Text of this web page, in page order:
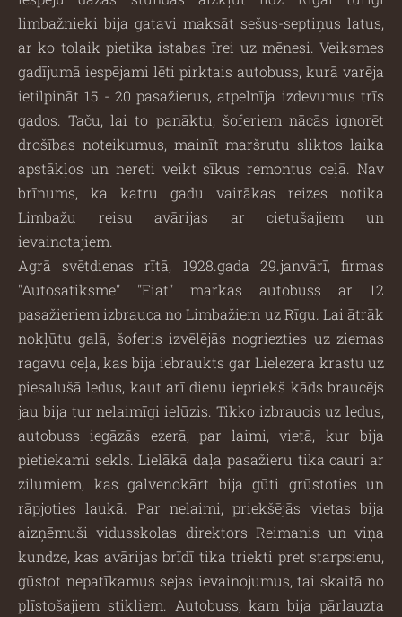
limbažnieki bija gatavi maksāt sešus-septiņus latus,
ar ko tolaik pietika istabas īrei uz mēnesi. Veiksmes
gadījumā iespējami lēti pirktais autobuss, kurā varēja
ietilpināt 15 - 20 pasažierus, atpelnīja izdevumus trīs
gados. Taču, lai to panāktu, šoferiem nācās ignorēt
drošības noteikumus, mainīt maršrutu sliktos laika
apstākļos un nereti veikt sīkus remontus ceļā. Nav
brīnums, ka katru gadu vairākas reizes notika
Limbažu reisu avārijas ar cietušajiem un
ievainotajiem.
Agrā svētdienas rītā, 1928.gada 29.janvārī, firmas
''Autosatiksme'' ''Fiat'' markas autobuss ar 12
pasažieriem izbrauca no Limbažiem uz Rīgu. Lai ātrāk
nokļūtu galā, šoferis izvēlējās nogriezties uz ziemas
ragavu ceļa, kas bija iebraukts gar Lielezera krastu uz
piesalušā ledus, kaut arī dienu iepriekš kāds braucējs
jau bija tur nelaimīgi ielūzis. Tikko izbraucis uz ledus,
autobuss iegāzās ezerā, par laimi, vietā, kur bija
pietiekami sekls. Lielākā daļa pasažieru tika cauri ar
zilumiem, kas galvenokārt bija gūti grūstoties un
rāpjoties laukā. Par nelaimi, priekšējās vietas bija
aizņēmuši vidusskolas direktors Reimanis un viņa
kundze, kas avārijas brīdī tika triekti pret starpsienu,
gūstot nepatīkamus sejas ievainojumus, tai skaitā no
plīstošajiem stikliem. Autobuss, kam bija pārlauzta